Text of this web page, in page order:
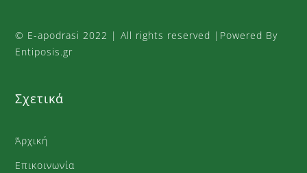
© E-apodrasi 2022 | All rights reserved |Powered By
Entiposis.gr
Σχετικά
Άρχική
Επικοινωνία